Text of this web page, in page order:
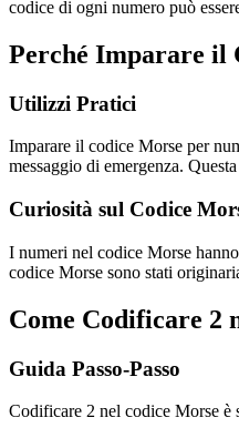
codice di ogni numero può
Perché Imparare il
Utilizzi Pratici
Imparare il codice Morse per
messaggio di emergenza.
Curiosità sul Codice
I numeri nel codice Morse
codice Morse sono stati
Come Codificare 2
Guida Passo-Passo
Codificare 2 nel codice Morse è